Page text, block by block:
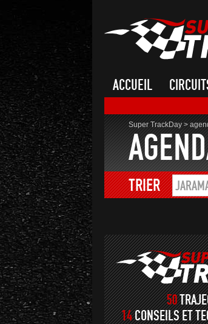
ACCUEIL
Super TrackDay>
TRIER
50
14CONSEILS ET